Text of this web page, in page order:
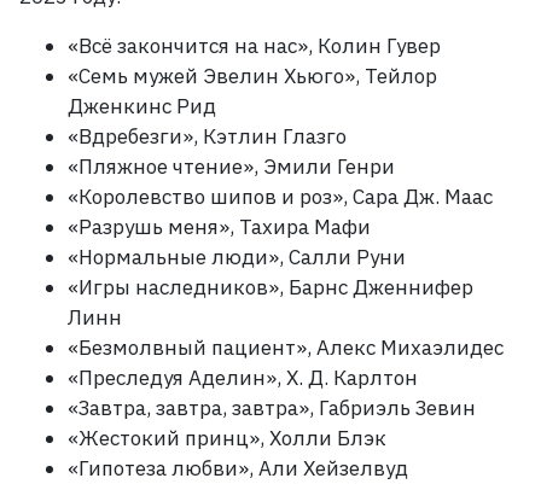
«Всё закончится на нас», Колин Гувер
«Семь мужей Эвелин Хьюго», Тейлор
Дженкинс Рид
«Вдребезги», Кэтлин Глазго
«Пляжное чтение», Эмили Генри
«Королевство шипов и роз», Сара Дж. Маас
«Разрушь меня», Тахира Мафи
«Нормальные люди», Салли Руни
«Игры наследников», Барнс Дженнифер
Линн
«Безмолвный пациент», Алекс Михаэлидес
«Преследуя Аделин», Х. Д. Карлтон
«Завтра, завтра, завтра», Габриэль Зевин
«Жестокий принц», Холли Блэк
«Гипотеза любви», Али Хейзелвуд